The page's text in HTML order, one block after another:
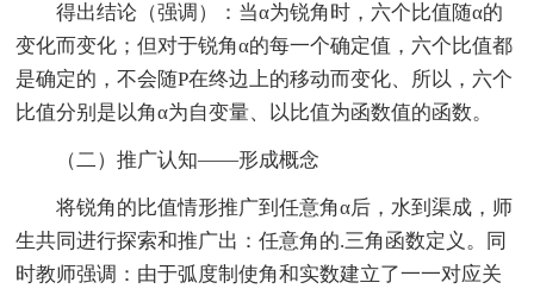
得出结论（强调）：当α为锐角时，六个比值随α的
变化而变化；但对于锐角α的每一个确定值，六个比值都
是确定的，不会随P在终边上的移动而变化、所以，六个
比值分别是以角α为自变量、以比值为函数值的函数。
（二）推广认知——形成概念
将锐角的比值情形推广到任意角α后，水到渠成，师
生共同进行探索和推广出：任意角的.三角函数定义。同
时教师强调：由于弧度制使角和实数建立了一一对应关